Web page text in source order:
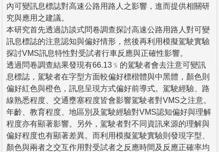
內可變訊息標誌對高速公路用路人之影響，進而提供相關研
究與應用之建議。
本研究首先透過訪談式問卷調查探討高速公路用路人對可變
訊息標誌的注意認知與偏好情形，然後再利用模擬駕駛實驗
探討VMS訊息特性對受試者行車反應與正確性影響。
透過問卷調查結果發現有66.13﹪的駕駛者會去注意可變訊
息標誌，駕駛者在字型方面較偏好標楷體與中黑體，顏色則
偏好紅色與橙色，訊息呈現方式偏好前導式。駕駛經驗、路
線熟悉程度、交通壅塞程度皆會影響駕駛者對VMS之注意。
年齡、教育程度、地區別及駕駛經驗對VMS認知偏好與理解
程度亦有顯著影響。另外，駕駛者對不同資訊來源的理解與
偏好程度也有顯著差異。而利用模擬駕駛實驗則發現字型、
顏色與兩者之交互作用對受試者之反應時間及反應正確率均